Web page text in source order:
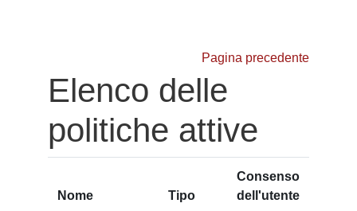
Pagina precedente
Elenco delle
politiche attive
Nome Tipo
Consenso
dell'utente